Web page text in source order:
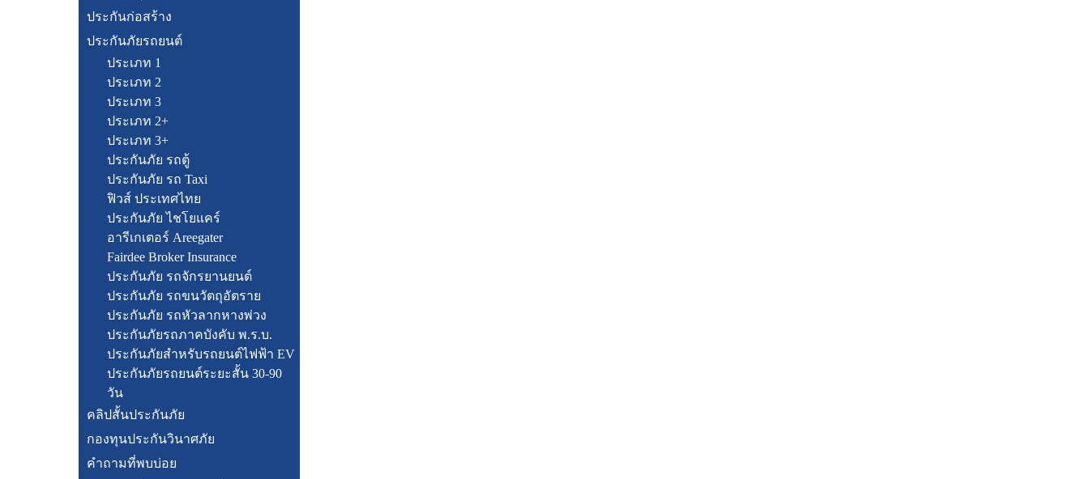
ประกันก่อสร้าง
ประกันภัยรถยนต์
ประเภท 1
ประเภท 2
ประเภท 3
ประเภท 2+
ประเภท 3+
ประกันภัย รถตู้
ประกันภัย รถ Taxi
ฟิวส์ ประเทศไทย
ประกันภัย ไชโยแคร์
อารีเกเตอร์ Areegater
Fairdee Broker Insurance
ประกันภัย รถจักรยานยนต์
ประกันภัย รถขนวัตถุอัตราย
ประกันภัย รถหัวลากหางพ่วง
ประกันภัยรถภาคบังคับ พ.ร.บ.
ประกันภัยสำหรับรถยนต์ไฟฟ้า EV
ประกันภัยรถยนต์ระยะสั้น 30-90
วัน
คลิปสั้นประกันภัย
กองทุนประกันวินาศภัย
คำถามที่พบบ่อย